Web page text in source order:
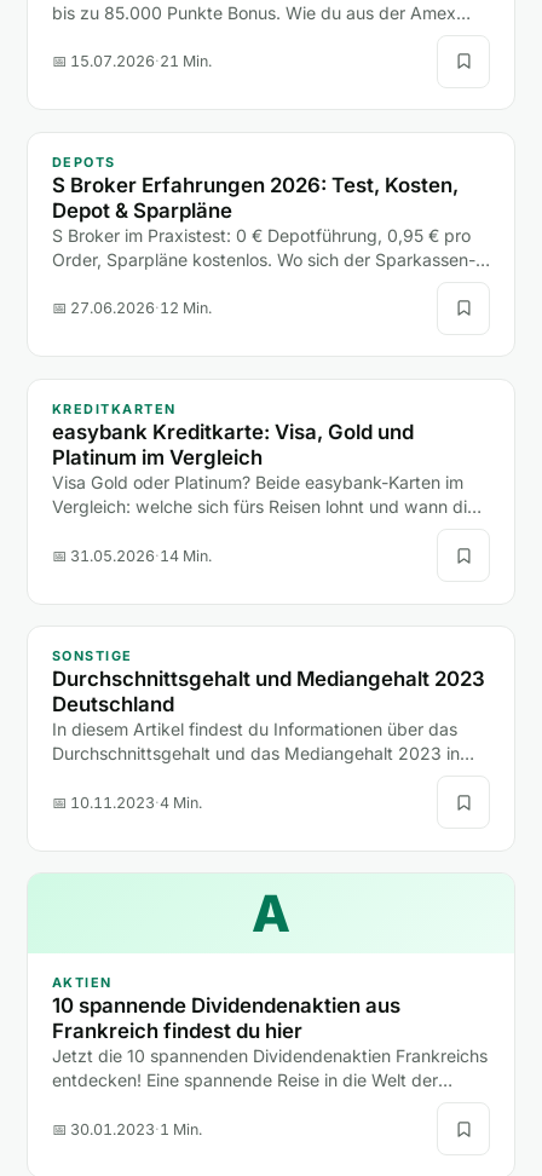
bis zu 85.000 Punkte Bonus. Wie du aus der Amex
Platinum mehr rausholst, als sie kostet, liest du hier.
📅 15.07.2026·21 Min.
DEPOTS
S Broker Erfahrungen 2026: Test, Kosten,
Depot & Sparpläne
S Broker im Praxistest: 0 € Depotführung, 0,95 € pro
Order, Sparpläne kostenlos. Wo sich der Sparkassen-
Broker lohnt, wo die freie Handelsplatzwahl teuer wird
und für wen er passt.
📅 27.06.2026·12 Min.
KREDITKARTEN
easybank Kreditkarte: Visa, Gold und
Platinum im Vergleich
Visa Gold oder Platinum? Beide easybank-Karten im
Vergleich: welche sich fürs Reisen lohnt und wann die
📅 31.05.2026·14 Min.
SONSTIGE
Durchschnittsgehalt und Mediangehalt 2023
Deutschland
In diesem Artikel findest du Informationen über das
Durchschnittsgehalt und das Mediangehalt 2023 in
📅 10.11.2023·4 Min.
A
AKTIEN
10 spannende Dividendenaktien aus
Frankreich findest du hier
Jetzt die 10 spannenden Dividendenaktien Frankreichs
entdecken! Eine spannende Reise in die Welt der
📅 30.01.2023·1 Min.